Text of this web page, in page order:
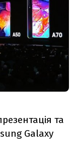
та
Galaxy